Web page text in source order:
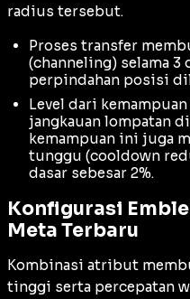
radius tersebut.
Proses transfer
(channeling) selama
perpindahan posisi
Level dari
jangkauan lompatan
kemampuan ini juga
tunggu (cooldown
dasar sebesar 2%.
Konfigurasi
Meta Terbaru
Kombinasi atribut
tinggi serta percepatan